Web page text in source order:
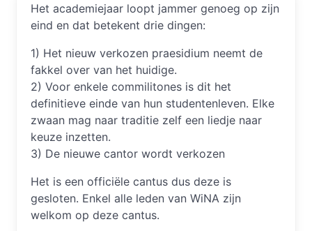
Het academiejaar loopt jammer genoeg op zijn
eind en dat betekent drie dingen:
1) Het nieuw verkozen praesidium neemt de
fakkel over van het huidige.
2) Voor enkele commilitones is dit het
definitieve einde van hun studentenleven. Elke
zwaan mag naar traditie zelf een liedje naar
keuze inzetten.
3) De nieuwe cantor wordt verkozen
Het is een officiële cantus dus deze is
gesloten. Enkel alle leden van WiNA zijn
welkom op deze cantus.